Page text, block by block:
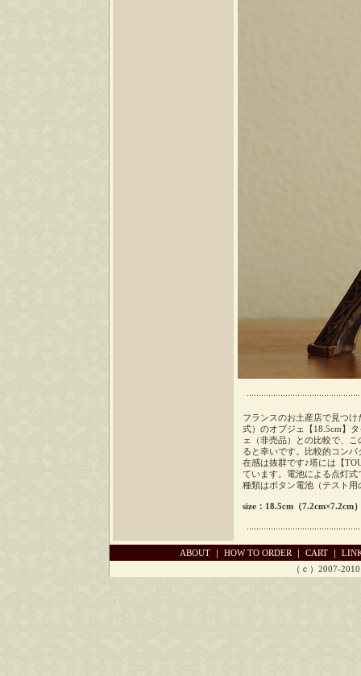
フランスのお土産店で見つ
式）のオブジェ【18.5cm】
ェ（非売品）との比較で、
ると幸いです。比較的コン
在感は抜群です♪塔には【
ています。電池による点灯
種類はボタン電池（テスト用
size：18.5cm（7.2cm×7.2cm
ABOUT ｜ HOW TO ORDER ｜ CART ｜
（ｃ）2007-